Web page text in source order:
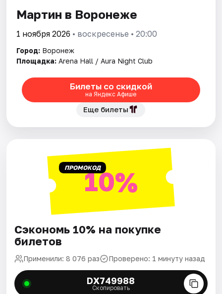
Города
Площадки
Артисты
Рейтинги
Мартин в Воронеже
1 ноября 2026 • воскресенье • 20:00
Город: Воронеж
Площадка: Arena Hall / Aura Night Club
Билеты со скидкой
на Яндекс Афише
Еще билеты
ПРОМОКОД10%
Сэкономь 10% на покупке
билетов
Применили: 8 076 раз Проверено: 1 минуту назад
DX749988
Скопировать